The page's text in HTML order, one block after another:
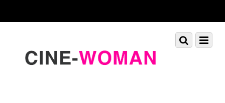
down
Menu
Scroll
down